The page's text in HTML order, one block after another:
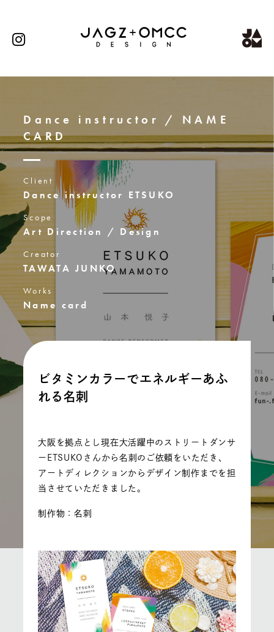
Dance instructor / NAME
CARD
Client
Dance instructor ETSUKO
Scope
Art Direction / Design
Creator
TAWATA JUNKO
Works
Name card
ビタミンカラーでエネルギーあふ
れる名刺
大阪を拠点とし現在大活躍中のストリートダンサ
ーETSUKOさんから名刺のご依頼をいただき、
アートディレクションからデザイン制作までを担
当させていただきました。
制作物：名刺